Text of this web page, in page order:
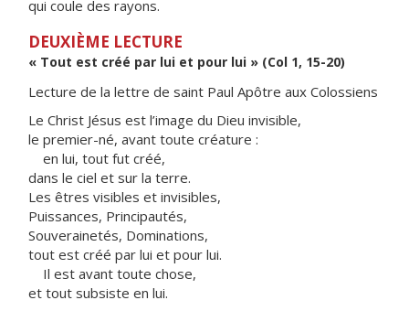
qui coule des rayons.
DEUXIÈME LECTURE
« Tout est créé par lui et pour lui » (Col 1, 15-20)
Lecture de la lettre de saint Paul Apôtre aux Colossiens
Le Christ Jésus est l’image du Dieu invisible,
le premier-né, avant toute créature :
en lui, tout fut créé,
dans le ciel et sur la terre.
Les êtres visibles et invisibles,
Puissances, Principautés,
Souverainetés, Dominations,
tout est créé par lui et pour lui.
Il est avant toute chose,
et tout subsiste en lui.